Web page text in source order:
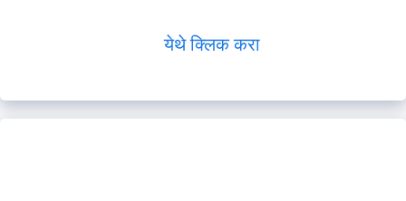
येथे क्लिक करा